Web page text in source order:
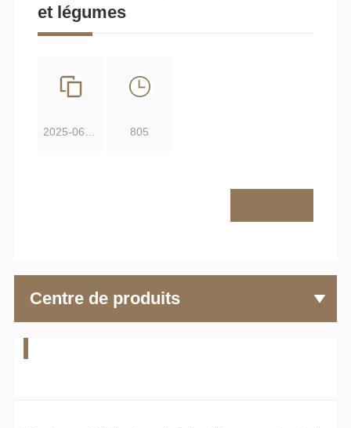
et légumes
805
Centre de produits